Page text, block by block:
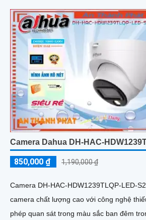
Camera Dahua DH-HAC-
850,000 ₫ 1,190,000 ₫
Camera DH-HAC-HDW1239TLQP-LED-
camera chất lượng cao với công nghệ
phép quan sát trong màu sắc ban đêm